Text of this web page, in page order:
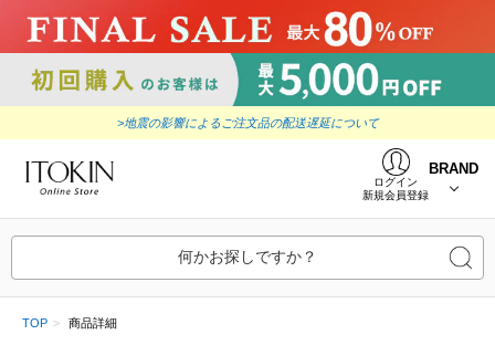
>地震の影響によるご注文品の配送遅延について
ログイン
新規会員登録
BRAND
何かお探しですか？
TOP 商品詳細